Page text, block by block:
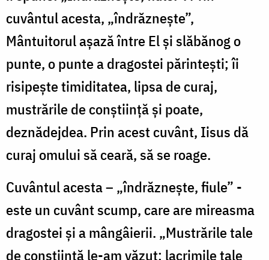
cuvântul acesta, „îndrăzneşte”,
Mântuitorul aşază între El şi slăbănog o
punte, o punte a dragostei părinteşti; îi
risipeşte timiditatea, lipsa de curaj,
mustrările de conştiinţă şi poate,
deznădejdea. Prin acest cuvânt, Iisus dă
curaj omului să ceară, să se roage.
Cuvântul acesta – „îndrăzneşte, fiule” -
este un cuvânt scump, care are mireasma
dragostei şi a mângâierii. „Mustrările tale
de conştiinţă le-am văzut; lacrimile tale